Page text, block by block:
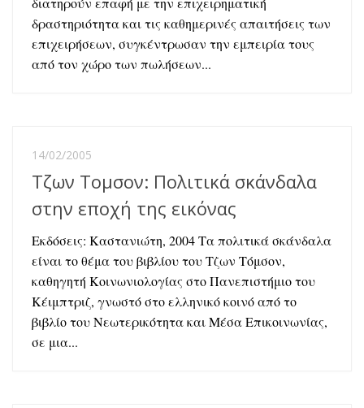
δραστηριότητα και τις καθημερινές απαιτήσεις των
επιχειρήσεων, συγκέντρωσαν την εμπειρία τους
από τον χώρο των πωλήσεων...
14/02/2005
Τζων Τομσον: Πολιτικά σκάνδαλα
στην εποχή της εικόνας
Εκδόσεις: Καστανιώτη, 2004 Τα πολιτικά σκάνδαλα
είναι το θέμα του βιβλίου του Τζων Τόμσον,
καθηγητή Κοινωνιολογίας στο Πανεπιστήμιο του
Κέιμπτριζ, γνωστό στο ελληνικό κοινό από το
βιβλίο του Νεωτερικότητα και Μέσα Επικοινωνίας,
σε μια...